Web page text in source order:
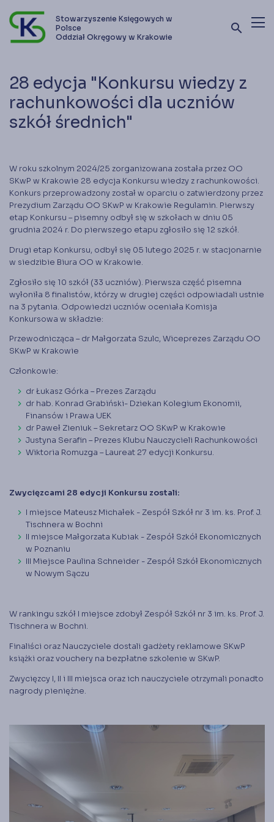
Stowarzyszenie Księgowych w
Polsce
Oddział Okręgowy w Krakowie
search
Oferta szkoleniowa
Stowarzyszenie
Zostań członkiem SKwP
Księgarnia
Panel członka
w Polsce jest od 1989 r. członkiem
28 edycja "Konkursu wiedzy z
rachunkowości dla uczniów
szkół średnich"
W roku szkolnym 2024/25 zorganizowana została przez OO
SKwP w Krakowie 28 edycja Konkursu wiedzy z rachunkowości.
Konkurs przeprowadzony został w oparciu o zatwierdzony przez
Prezydium Zarządu OO SKwP w Krakowie Regulamin. Pierwszy
etap Konkursu – pisemny odbył się w szkołach w dniu 05
grudnia 2024 r. Do pierwszego etapu zgłosiło się 12 szkół.
Drugi etap Konkursu, odbył się 05 lutego 2025 r. w stacjonarnie
w siedzibie Biura OO w Krakowie.
Zgłosiło się 10 szkół (33 uczniów). Pierwsza część pisemna
wyłoniła 8 finalistów, którzy w drugiej części odpowiadali ustnie
na 3 pytania. Odpowiedzi uczniów oceniała Komisja
Konkursowa w składzie:
Przewodnicząca – dr Małgorzata Szulc, Wiceprezes Zarządu OO
SKwP w Krakowie
Członkowie:
dr Łukasz Górka – Prezes Zarządu
dr hab. Konrad Grabiński- Dziekan Kolegium Ekonomii,
Finansów i Prawa UEK
dr Paweł Zieniuk – Sekretarz OO SKwP w Krakowie
Justyna Serafin – Prezes Klubu Nauczycieli Rachunkowości
Wiktoria Romuzga – Laureat 27 edycji Konkursu.
Zwycięzcami 28 edycji Konkursu zostali:
I miejsce Mateusz Michałek - Zespół Szkół nr 3 im. ks. Prof. J.
Tischnera w Bochni
II miejsce Małgorzata Kubiak - Zespół Szkół Ekonomicznych
w Poznaniu
III Miejsce Paulina Schneider - Zespół Szkół Ekonomicznych
w Nowym Sączu
W rankingu szkół I miejsce zdobył Zespół Szkół nr 3 im. ks. Prof. J.
Tischnera w Bochni.
Finaliści oraz Nauczyciele dostali gadżety reklamowe SKwP
książki oraz vouchery na bezpłatne szkolenie w SKwP.
Zwycięzcy I, II i III miejsca oraz ich nauczyciele otrzymali ponadto
nagrody pieniężne.